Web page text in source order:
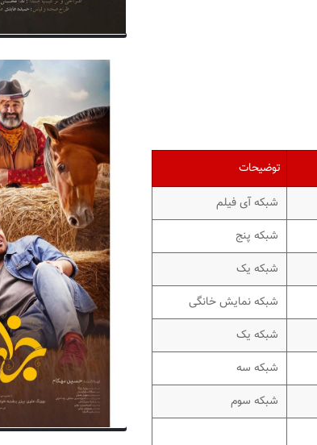
توضیحات
شبکه آی فیلم
شبکه پنج
شبکه یک
شبکه نمایش خانگی
شبکه یک
شبکه سه
شبکه سوم